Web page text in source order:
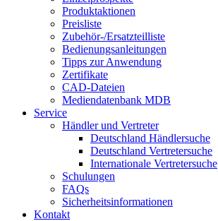
Produktaktionen
Preisliste
Zubehör-/Ersatzteilliste
Bedienungsanleitungen
Tipps zur Anwendung
Zertifikate
CAD-Dateien
Mediendatenbank MDB
Service
Händler und Vertreter
Deutschland Händlersuche
Deutschland Vertretersuche
Internationale Vertretersuche
Schulungen
FAQs
Sicherheitsinformationen
Kontakt